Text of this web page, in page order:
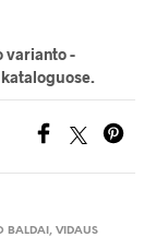
varianto -
BALDAI , VIDAUS